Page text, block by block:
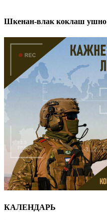
Шкенан-влак коклаш ушно
КАЛЕНДАРЬ